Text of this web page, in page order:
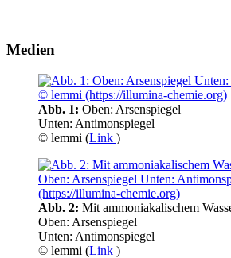
Medien
Abb. 1: Oben: Arsenspiegel
Unten: Antimonspiegel
© lemmi (Link )
Abb. 2: Mit ammoniakalischem
Oben: Arsenspiegel
Unten: Antimonspiegel
© lemmi (Link )